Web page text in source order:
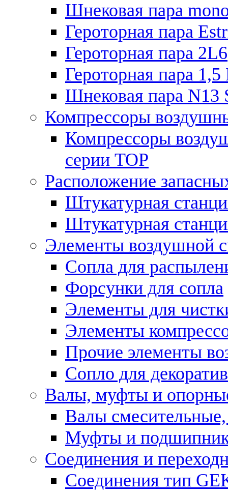
Шнековая пара
Героторная пара
Героторная пара 2L6
Героторная пара 1,5
Шнековая пара N13
Компрессоры
Компрессоры
серии TOP
Расположение
Штукатурная
Штукатурная
Элементы воздушной
Сопла для
Форсунки для сопла
Элементы для
Элементы
Прочие элементы
Сопло для
Валы, муфты и
Валы
Муфты и
Соединения и
Соединения тип